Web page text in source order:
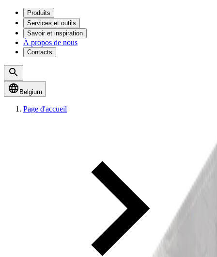
Produits
Services et outils
Savoir et inspiration
À propos de nous
Contacts
Belgium
Page d'accueil